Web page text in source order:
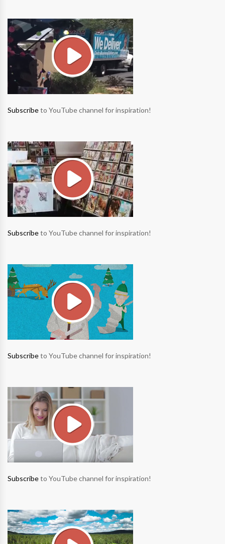
Subscribeto YouTube channel for inspiration!
Subscribeto YouTube channel for inspiration!
Subscribeto YouTube channel for inspiration!
Subscribeto YouTube channel for inspiration!